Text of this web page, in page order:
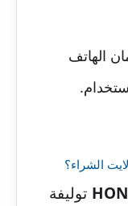
الهاتف
توليفة